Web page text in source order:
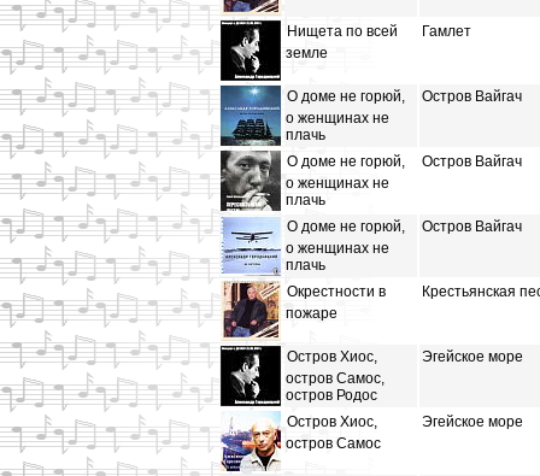
Нищета по всей
земле
Гамлет
О доме не горюй,
о женщинах не
плачь
Остров Вайгач
О доме не горюй,
о женщинах не
плачь
Остров Вайгач
О доме не горюй,
о женщинах не
плачь
Остров Вайгач
Окрестности в
пожаре
Крестьянская
Остров Хиос,
остров Самос,
остров Родос
Эгейское море
Остров Хиос,
остров Самос
Эгейское море